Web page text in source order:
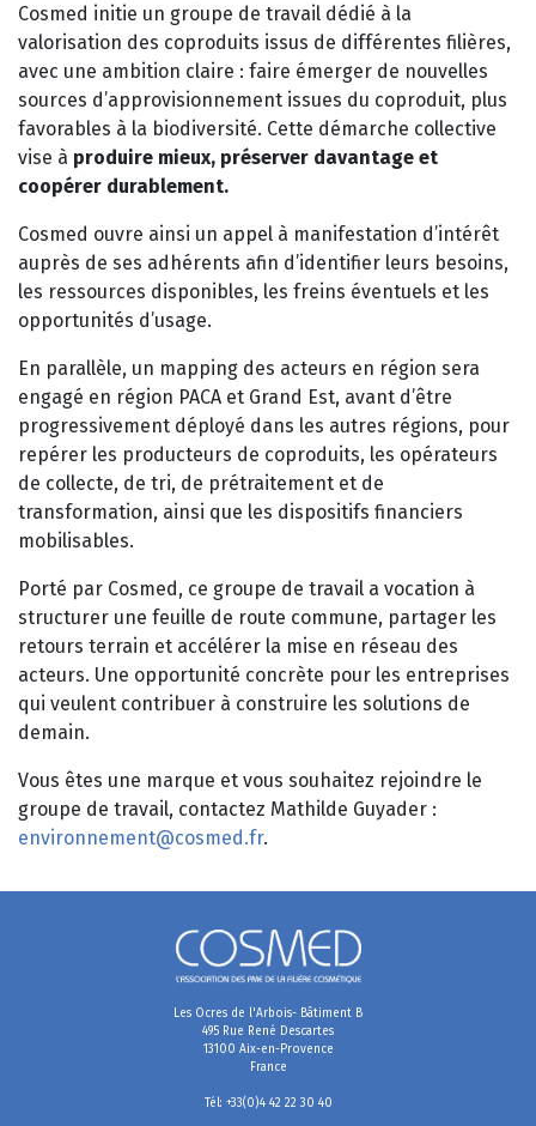
Cosmed initie un groupe de travail dédié à la
valorisation des coproduits issus de différentes filières,
avec une ambition claire : faire émerger de nouvelles
sources d’approvisionnement issues du coproduit, plus
favorables à la biodiversité. Cette démarche collective
vise à produire mieux, préserver davantage et
coopérer durablement.
Cosmed ouvre ainsi un appel à manifestation d’intérêt
auprès de ses adhérents afin d’identifier leurs besoins,
les ressources disponibles, les freins éventuels et les
opportunités d’usage.
En parallèle, un mapping des acteurs en région sera
engagé en région PACA et Grand Est, avant d’être
progressivement déployé dans les autres régions, pour
repérer les producteurs de coproduits, les opérateurs
de collecte, de tri, de prétraitement et de
transformation, ainsi que les dispositifs financiers
mobilisables.
Porté par Cosmed, ce groupe de travail a vocation à
structurer une feuille de route commune, partager les
retours terrain et accélérer la mise en réseau des
acteurs. Une opportunité concrète pour les entreprises
qui veulent contribuer à construire les solutions de
demain.
Vous êtes une marque et vous souhaitez rejoindre le
groupe de travail, contactez Mathilde Guyader :
environnement@cosmed.fr.
Les Ocres de l'Arbois- Bâtiment B
495 Rue René Descartes
13100 Aix-en-Provence
France
Tél: +33(0)4 42 22 30 40